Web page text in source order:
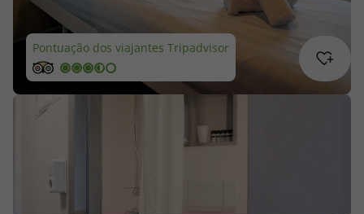
Rede de Lojas
Blog TopViagens
Pontuação dos viajantes Tripadvisor